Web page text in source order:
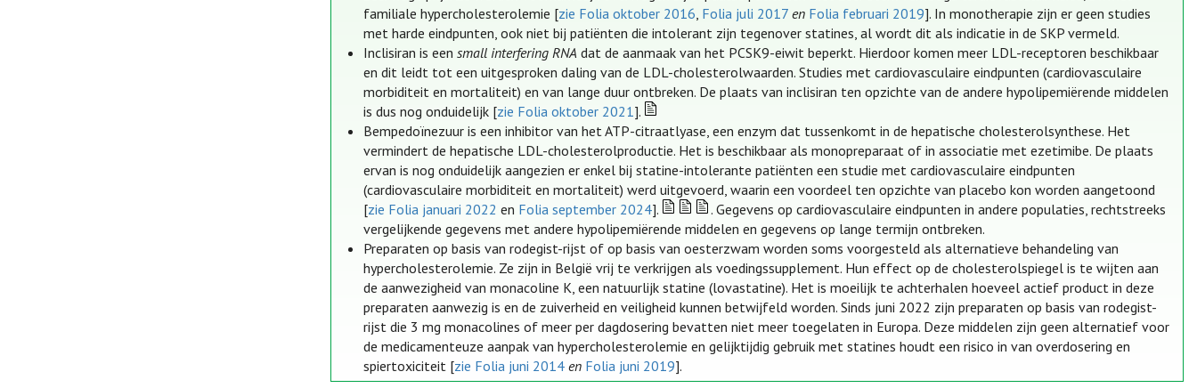
familiale hypercholesterolemie [zie Folia oktober 2016, Folia juli 2017 en Folia februari 2019]. In monotherapie zijn er geen studies
met harde eindpunten, ook niet bij patiënten die intolerant zijn tegenover statines, al wordt dit als indicatie in de SKP vermeld.
Inclisiran is eensmall interfering RNA dat de aanmaak van het PCSK9-eiwit beperkt. Hierdoor komen meer LDL-receptoren beschikbaar
en dit leidt tot een uitgesproken daling van de LDL-cholesterolwaarden. Studies met cardiovasculaire eindpunten (cardiovasculaire
morbiditeit en mortaliteit) en van lange duur ontbreken. De plaats van inclisiran ten opzichte van de andere hypolipemiërende middelen
is dus nog onduidelijk [zie Folia oktober 2021].
Bempedoïnezuur is een inhibitor van het ATP-citraatlyase, een enzym dat tussenkomt in de hepatische cholesterolsynthese. Het
vermindert de hepatische LDL-cholesterolproductie. Het is beschikbaar als monopreparaat of in associatie met ezetimibe. De plaats
ervan is nog onduidelijk aangezien er enkel bij statine-intolerante patiënten een studie met cardiovasculaire eindpunten
(cardiovasculaire morbiditeit en mortaliteit) werd uitgevoerd, waarin een voordeel ten opzichte van placebo kon worden aangetoond
[zie Folia januari 2022 en Folia september 2024].
. Gegevens op cardiovasculaire eindpunten in andere populaties, rechtstreeks
vergelijkende gegevens met andere hypolipemiërende middelen en gegevens op lange termijn ontbreken.
Preparaten op basis van rodegist-rijst of op basis van oesterzwam worden soms voorgesteld als alternatieve behandeling van
hypercholesterolemie. Ze zijn in België vrij te verkrijgen als voedingssupplement. Hun effect op de cholesterolspiegel is te wijten aan
de aanwezigheid van monacoline K, een natuurlijk statine (lovastatine). Het is moeilijk te achterhalen hoeveel actief product in deze
preparaten aanwezig is en de zuiverheid en veiligheid kunnen betwijfeld worden. Sinds juni 2022 zijn preparaten op basis van rodegist-
rijst die 3 mg monacolines of meer per dagdosering bevatten niet meer toegelaten in Europa. Deze middelen zijn geen alternatief voor
de medicamenteuze aanpak van hypercholesterolemie en gelijktijdig gebruik met statines houdt een risico in van overdosering en
spiertoxiciteit [zie Folia juni 2014 en Folia juni 2019].